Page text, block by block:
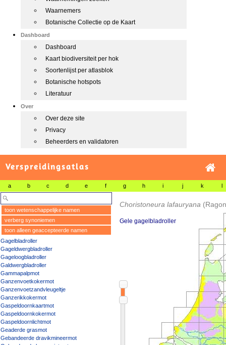
Waarnemers
Botanische Collectie op de Kaart
Dashboard
Dashboard
Kaart biodiversiteit per hok
Soortenlijst per atlasblok
Botanische hotspots
Literatuur
Over
Over deze site
Privacy
Beheerders en validatoren
Verspreidingsatlas
a b c d e f g h i j k l
toon wetenschappelijke namen
verberg synoniemen
toon alleen geaccepteerde namen
Gagelbladroller
Gageldwergbladroller
Gageloogbladroller
Galdwergbladroller
Gammapalpmot
Ganzenvoetkokermot
Ganzenvoetzandvleugeltje
Ganzerikkokermot
Gaspeldoornkaartmot
Gaspeldoornkokermot
Gaspeldoornlichtmot
Geaderde grasmot
Gebandeerde dravikmineermot
Choristoneura lafauryana
Gele gagelbladroller